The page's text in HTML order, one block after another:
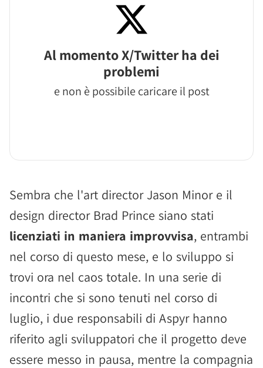
Al momento X/Twitter ha dei
problemi
e non è possibile caricare il post
Sembra che l'art director Jason Minor e il
design director Brad Prince siano stati
licenziati in maniera improvvisa, entrambi
nel corso di questo mese, e lo sviluppo si
trovi ora nel caos totale. In una serie di
incontri che si sono tenuti nel corso di
luglio, i due responsabili di Aspyr hanno
riferito agli sviluppatori che il progetto deve
essere messo in pausa, mentre la compagnia